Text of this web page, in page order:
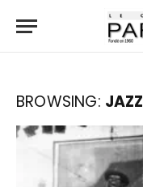
BROWSING: JAZZ